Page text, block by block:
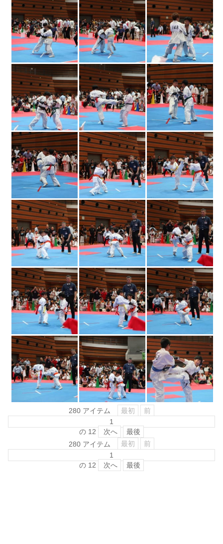
280 アイテム 最初 前
の 12 次へ
最後
280 アイテム
最初 前
の 12 次へ 最後